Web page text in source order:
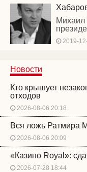
Михаил
2019-
Новости
Кто крышует
отходов
2026-08-06 20:18
Вся ложь Ратмира
2026-08-06 20:09
«Казино Royal»:
2026-07-28 18:44